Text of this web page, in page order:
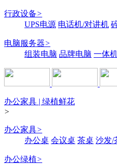
行政设备>
UPS电源 电话机/对讲机
电脑服务器>
组装电脑 品牌电脑 一体
办公家具 | 绿植鲜花
>
办公家具>
办公桌 会议桌 茶桌 沙发/
办公绿植>